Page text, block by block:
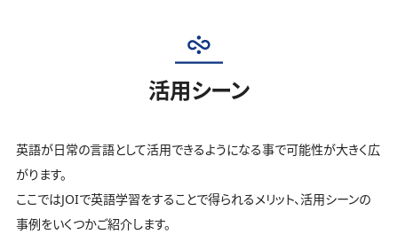
活用シーン
英語が日常の言語として活用できるようになる事で可能性が大きく広
がります。
ここではJOIで英語学習をすることで得られるメリット、活用シーンの
事例をいくつかご紹介します。